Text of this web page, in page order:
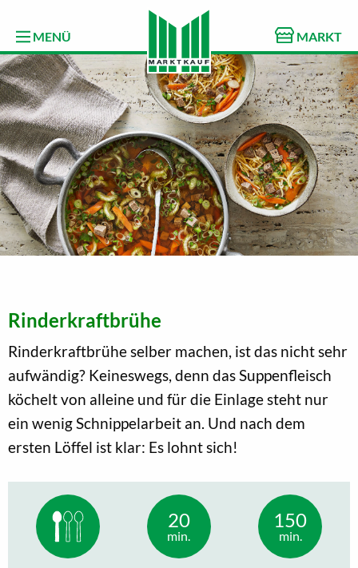
MENÜ MARKT
Rinderkraftbrühe
Rinderkraftbrühe selber machen, ist das nicht sehr
aufwändig? Keineswegs, denn das Suppenfleisch
köchelt von alleine und für die Einlage steht nur
ein wenig Schnippelarbeit an. Und nach dem
ersten Löffel ist klar: Es lohnt sich!
20
min.
150
min.